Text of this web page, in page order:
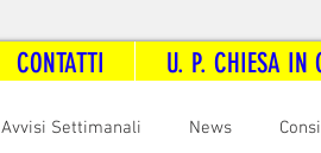
CONTATTI U. P. CHIESA IN
Avvisi Settimanali News